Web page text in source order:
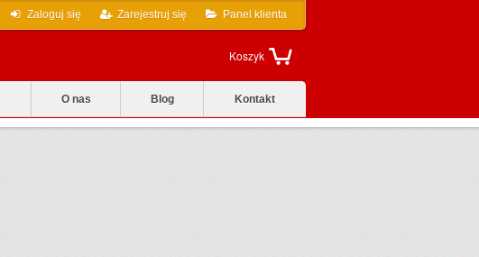
Zaloguj się Zarejestruj się Panel klienta
Koszyk
O nas Blog Kontakt